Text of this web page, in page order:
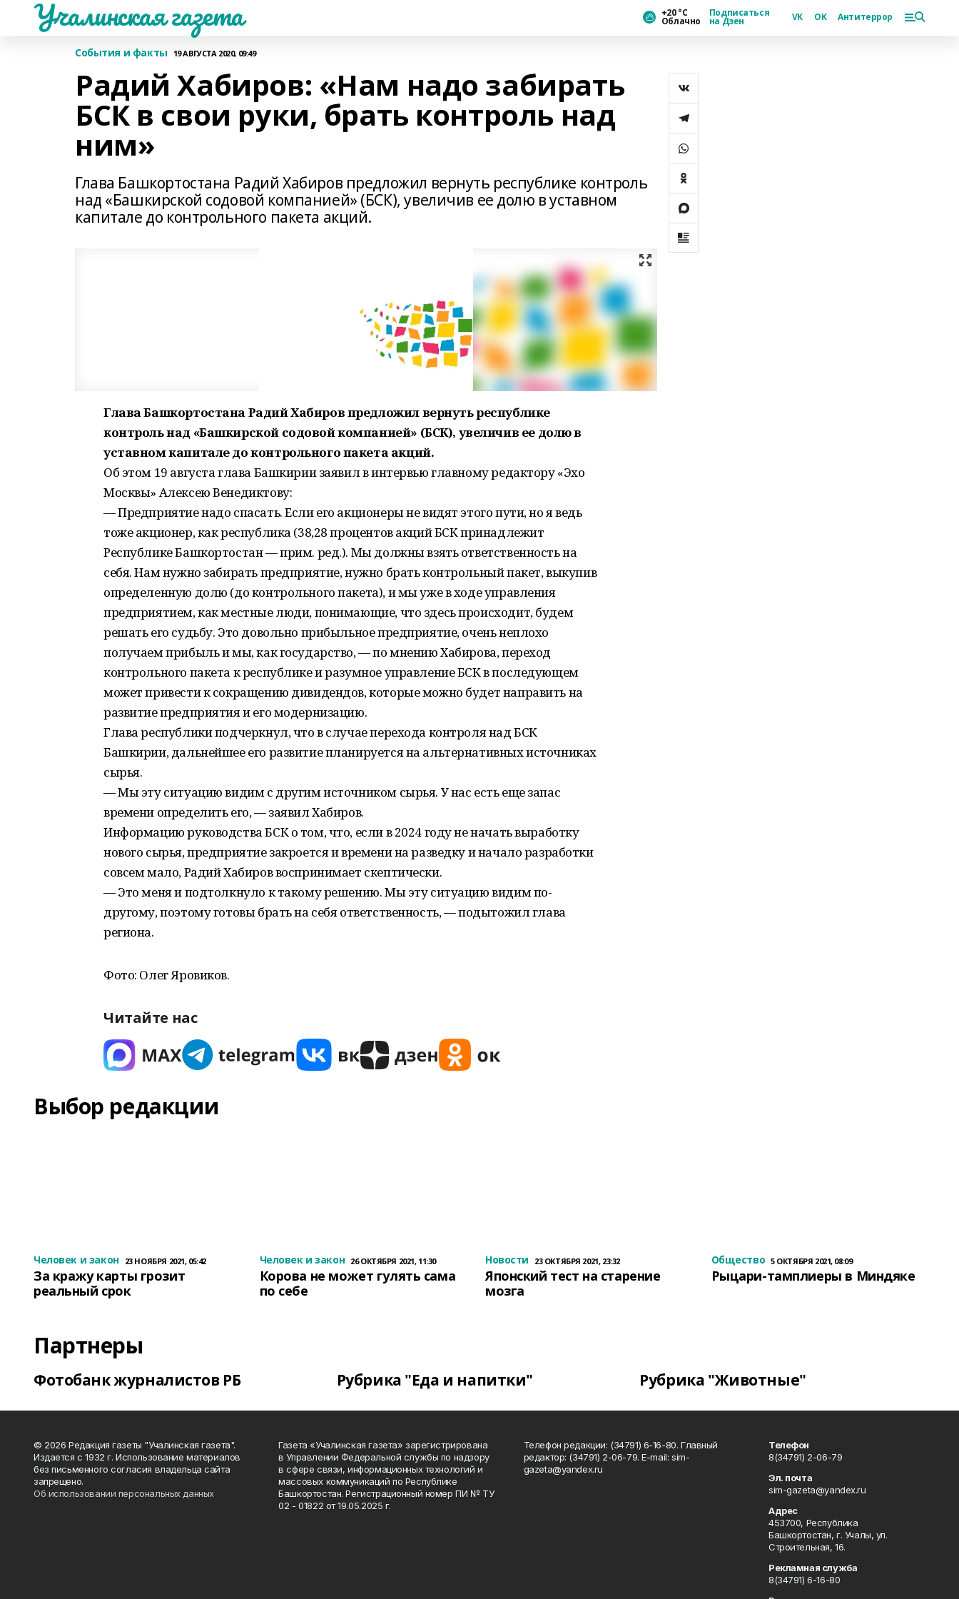
Учалинская газета +20 °С
Облачно
Подписаться
на Дзен VK ОК Антитеррор
События и факты 19 АВГУСТА 2020, 09:49
Радий Хабиров: «Нам надо забирать
БСК в свои руки, брать контроль над
ним»
Глава Башкортостана Радий Хабиров предложил вернуть республике контроль
над «Башкирской содовой компанией» (БСК), увеличив ее долю в уставном
капитале до контрольного пакета акций.
Глава Башкортостана Радий Хабиров предложил вернуть республике
контроль над «Башкирской содовой компанией» (БСК), увеличив ее долю в
уставном капитале до контрольного пакета акций.
Об этом 19 августа глава Башкирии заявил в интервью главному редактору «Эхо
Москвы» Алексею Венедиктову:
— Предприятие надо спасать. Если его акционеры не видят этого пути, но я ведь
тоже акционер, как республика (38,28 процентов акций БСК принадлежит
Республике Башкортостан — прим. ред.). Мы должны взять ответственность на
себя. Нам нужно забирать предприятие, нужно брать контрольный пакет, выкупив
определенную долю (до контрольного пакета), и мы уже в ходе управления
предприятием, как местные люди, понимающие, что здесь происходит, будем
решать его судьбу. Это довольно прибыльное предприятие, очень неплохо
получаем прибыль и мы, как государство, — по мнению Хабирова, переход
контрольного пакета к республике и разумное управление БСК в последующем
может привести к сокращению дивидендов, которые можно будет направить на
развитие предприятия и его модернизацию.
Глава республики подчеркнул, что в случае перехода контроля над БСК
Башкирии, дальнейшее его развитие планируется на альтернативных источниках
сырья.
— Мы эту ситуацию видим с другим источником сырья. У нас есть еще запас
времени определить его, — заявил Хабиров.
Информацию руководства БСК о том, что, если в 2024 году не начать выработку
нового сырья, предприятие закроется и времени на разведку и начало разработки
совсем мало, Радий Хабиров воспринимает скептически.
— Это меня и подтолкнуло к такому решению. Мы эту ситуацию видим по-
другому, поэтому готовы брать на себя ответственность, — подытожил глава
региона.
Фото: Олег Яровиков.
Читайте нас
Выбор редакции
Человек и закон 23 НОЯБРЯ 2021, 05:42
За кражу карты грозит
реальный срок
Человек и закон 26 ОКТЯБРЯ 2021, 11:30
Корова не может гулять сама
по себе
Новости 23 ОКТЯБРЯ 2021, 23:32
Японский тест на старение
мозга
Общество 5 ОКТЯБРЯ 2021, 08:09
Рыцари-тамплиеры в Миндяке
Партнеры
Фотобанк журналистов РБ Рубрика "Еда и напитки" Рубрика "Животные"
© 2026 Редакция газеты "Учалинская газета".
Издается с 1932 г. Использование материалов
без письменного согласия владельца сайта
запрещено.
Об использовании персональных данных
Газета «Учалинская газета» зарегистрирована
в Управлении Федеральной службы по надзору
в сфере связи, информационных технологий и
массовых коммуникаций по Республике
Башкортостан. Регистрационный номер ПИ № ТУ
02 - 01822 от 19.05.2025 г.
Телефон редакции: (34791) 6-16-80. Главный
редактор: (34791) 2-06-79. Е-mаil: sim-
gazeta@yandex.ru
Телефон
8(34791) 2-06-79
Эл. почта
sim-gazeta@yandex.ru
Адрес
453700, Республика
Башкортостан, г. Учалы, ул.
Строительная, 16.
Рекламная служба
8(34791) 6-16-80